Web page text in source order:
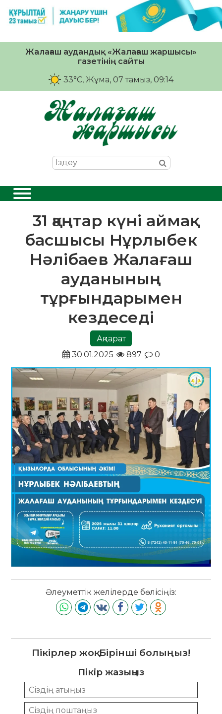
Жалағаш аудандық «Жалағаш жаршысы»
газетінің сайты
33°C, Жұма, 07 тамыз, 09:14
31 қаңтар күні аймақ
басшысы Нұрлыбек
Нәлібаев Жалағаш
ауданының
тұрғындарымен
кездеседі
Ақпарат
30.01.2025
897 0
Әлеуметтік желілерде бөлісіңіз:
Пікірлер жоқ. Бірінші болыңыз!
Пікір жазыңыз